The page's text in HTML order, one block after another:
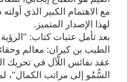
مع الاهتمام الكبير الذي
لهذا الإصدار المتميز.
بعد تأمل عتبات كتاب:
الطيب بن كيران: معالم
عقد نفائس اللَّآل في تحريك
السُّمُو إلى مراتب الكمال"،